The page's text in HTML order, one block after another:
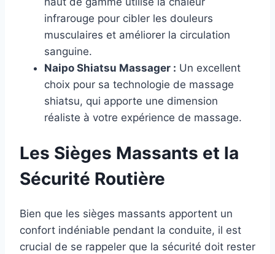
infrarouge pour cibler les douleurs
musculaires et améliorer la circulation
sanguine.
Naipo Shiatsu Massager : Un excellent
choix pour sa technologie de massage
shiatsu, qui apporte une dimension
réaliste à votre expérience de massage.
Les Sièges Massants et la
Sécurité Routière
Bien que les sièges massants apportent un
confort indéniable pendant la conduite, il est
crucial de se rappeler que la sécurité doit rester